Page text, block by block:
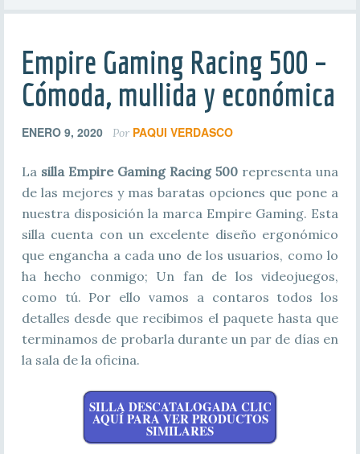
Empire Gaming Racing 500 –
Cómoda, mullida y económica
ENERO 9, 2020 Por PAQUI VERDASCO
La silla Empire Gaming Racing 500 representa una
de las mejores y mas baratas opciones que pone a
nuestra disposición la marca Empire Gaming. Esta
silla cuenta con un excelente diseño ergonómico
que engancha a cada uno de los usuarios, como lo
ha hecho conmigo; Un fan de los videojuegos,
como tú. Por ello vamos a contaros todos los
detalles desde que recibimos el paquete hasta que
terminamos de probarla durante un par de días en
la sala de la oficina.
SILLA DESCATALOGADA CLIC
AQUÍ PARA VER PRODUCTOS
SIMILARES